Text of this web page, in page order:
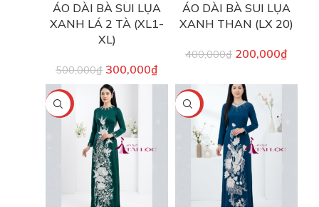
ÁO DÀI BÀ SUI LỤA
XANH LÁ 2 TÀ (XL1-
XL)
500,000₫ 300,000₫
ÁO DÀI BÀ SUI LỤA
XANH THAN (LX 20)
400,000₫ 200,000₫
-40% -40%